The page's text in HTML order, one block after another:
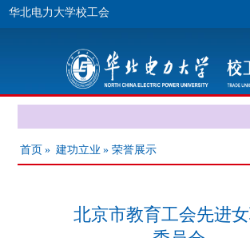
华北电力大学校工会
首页 » 建功立业 » 荣誉展示
北京市教育工会先进